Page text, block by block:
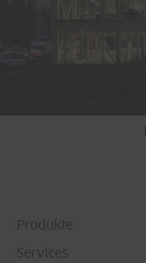
Produkte
Services